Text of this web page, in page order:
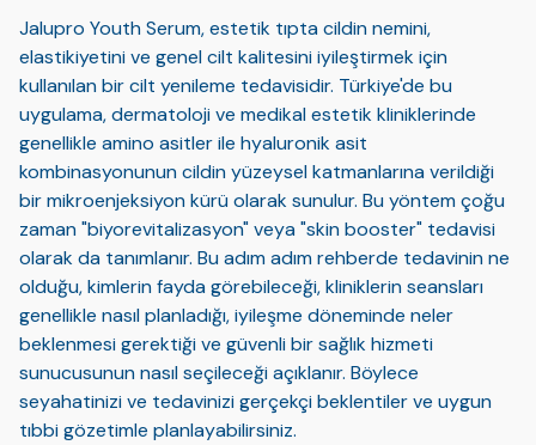
Jalupro Youth Serum, estetik tıpta cildin nemini,
elastikiyetini ve genel cilt kalitesini iyileştirmek için
kullanılan bir cilt yenileme tedavisidir. Türkiye'de bu
uygulama, dermatoloji ve medikal estetik kliniklerinde
genellikle amino asitler ile hyaluronik asit
kombinasyonunun cildin yüzeysel katmanlarına verildiği
bir mikroenjeksiyon kürü olarak sunulur. Bu yöntem çoğu
zaman "biyorevitalizasyon" veya "skin booster" tedavisi
olarak da tanımlanır. Bu adım adım rehberde tedavinin ne
olduğu, kimlerin fayda görebileceği, kliniklerin seansları
genellikle nasıl planladığı, iyileşme döneminde neler
beklenmesi gerektiği ve güvenli bir sağlık hizmeti
sunucusunun nasıl seçileceği açıklanır. Böylece
seyahatinizi ve tedavinizi gerçekçi beklentiler ve uygun
tıbbi gözetimle planlayabilirsiniz.